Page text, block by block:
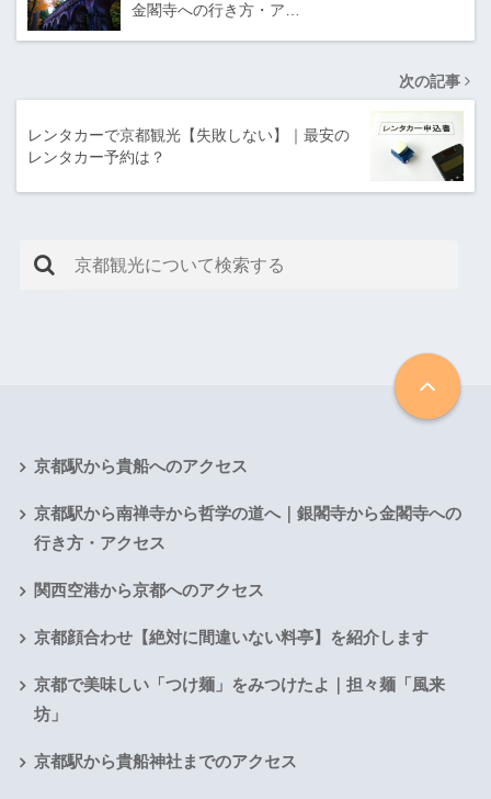
金閣寺への行き方・ア…
次の記事
レンタカーで京都観光【失敗しない】｜最安の
レンタカー予約は？
京都駅から貴船へのアクセス
京都駅から南禅寺から哲学の道へ｜銀閣寺から金閣寺への
行き方・アクセス
関西空港から京都へのアクセス
京都顔合わせ【絶対に間違いない料亭】を紹介します
京都で美味しい「つけ麺」をみつけたよ｜担々麺「風来
坊」
京都駅から貴船神社までのアクセス